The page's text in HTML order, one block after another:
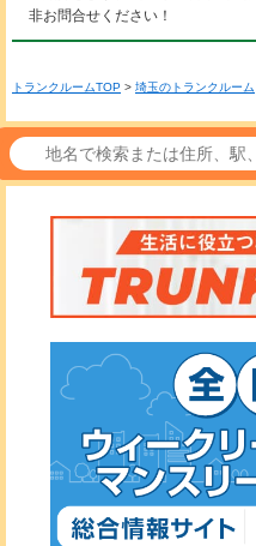
非お問合せください！
トランクルームTOP > 埼玉のトランクルーム